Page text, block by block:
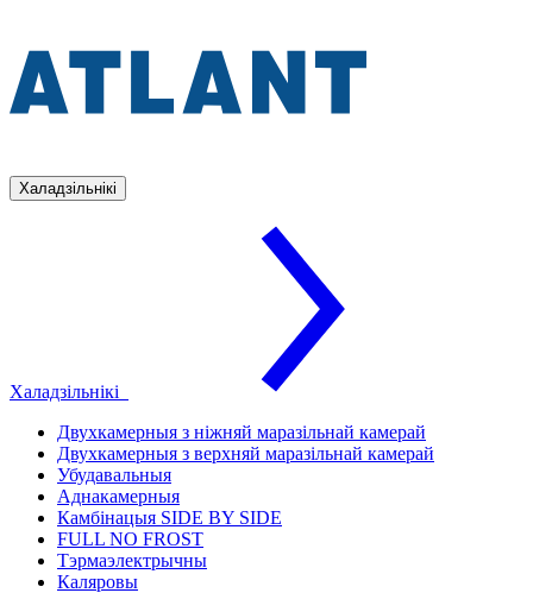
Халадзільнікі
Халадзільнікі
Двухкамерныя з ніжняй маразільнай камерай
Двухкамерныя з верхняй маразільнай камерай
Убудавальныя
Аднакамерныя
Камбінацыя SIDE BY SIDE
FULL NO FROST
Тэрмаэлектрычны
Каляровы